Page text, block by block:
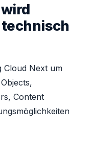
Cloud Next um
Content